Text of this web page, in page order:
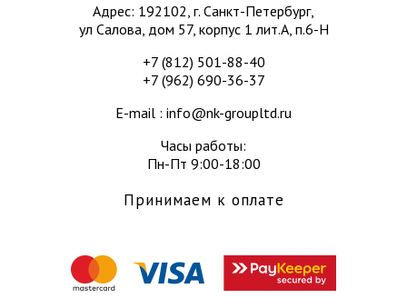
Адрес: 192102, г. Санкт-Петербург,
ул Салова, дом 57, корпус 1 лит.А, п.6-Н
+7 (812) 501-88-40
+7 (962) 690-36-37
E-mail : info@nk-groupltd.ru
Часы работы:
Пн-Пт 9:00-18:00
Принимаем к оплате